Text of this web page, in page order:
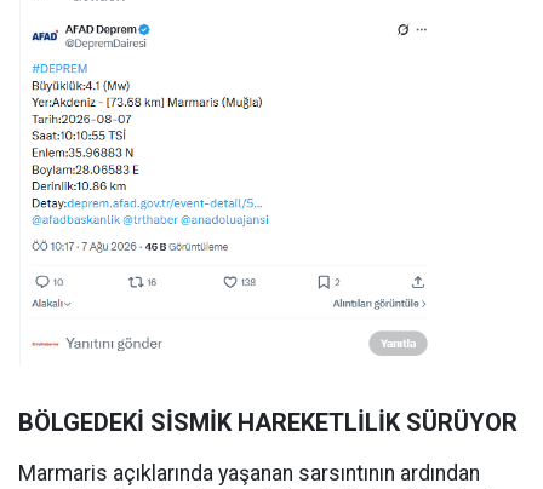
BÖLGEDEKİ SİSMİK HAREKETLİLİK SÜRÜYOR
Marmaris açıklarında yaşanan sarsıntının ardından